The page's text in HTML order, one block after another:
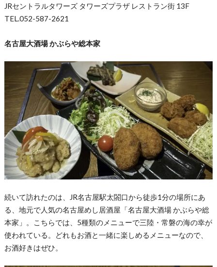
JRセントラルタワーズ タワーズプラザ レストラン街 13F
TEL.052-587-2621
名古屋大酒場 かぶらや総本家
続いて訪れたのは、JR名古屋駅太閤口から徒歩1分の場所にあ
る、地元で人気の名古屋めし居酒屋「名古屋大酒場 かぶらや総
本家」。こちらでは、5種類のメニューで三陸・常磐の海の幸が
使われている。どれもお酒と一緒に楽しめるメニューなので、
お酒好きはぜひ。